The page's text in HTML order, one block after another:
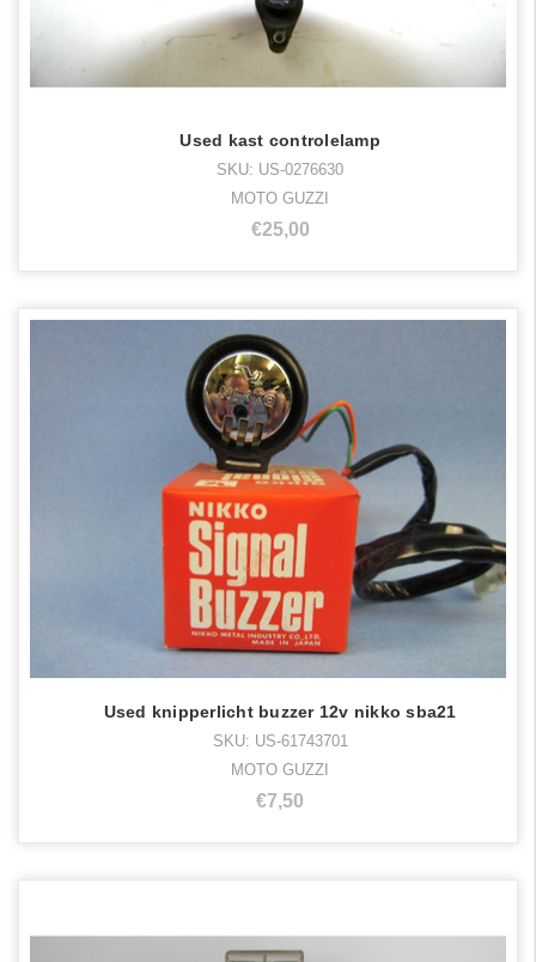
Used kast controlelamp
SKU: US-0276630
MOTO GUZZI
€25,00
Used knipperlicht buzzer 12v nikko sba21
SKU: US-61743701
MOTO GUZZI
€7,50